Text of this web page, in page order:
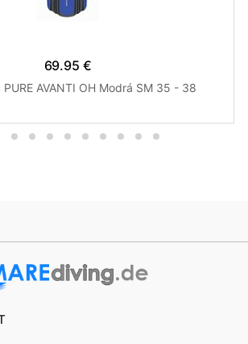
69.95 €
PURE AVANTI OH Modrá SM 35 - 38